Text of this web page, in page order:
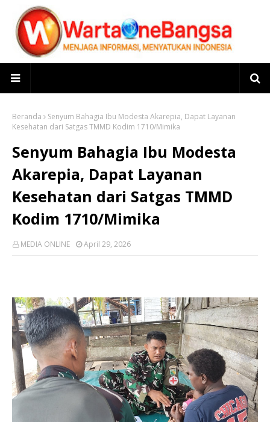
Beranda
Senyum Bahagia Ibu Modesta Akarepia, Dapat Layanan
Kesehatan dari Satgas TMMD Kodim 1710/Mimika
Senyum Bahagia Ibu Modesta
Akarepia, Dapat Layanan
Kesehatan dari Satgas TMMD
Kodim 1710/Mimika
MEDIA ONLINE April 29, 2026